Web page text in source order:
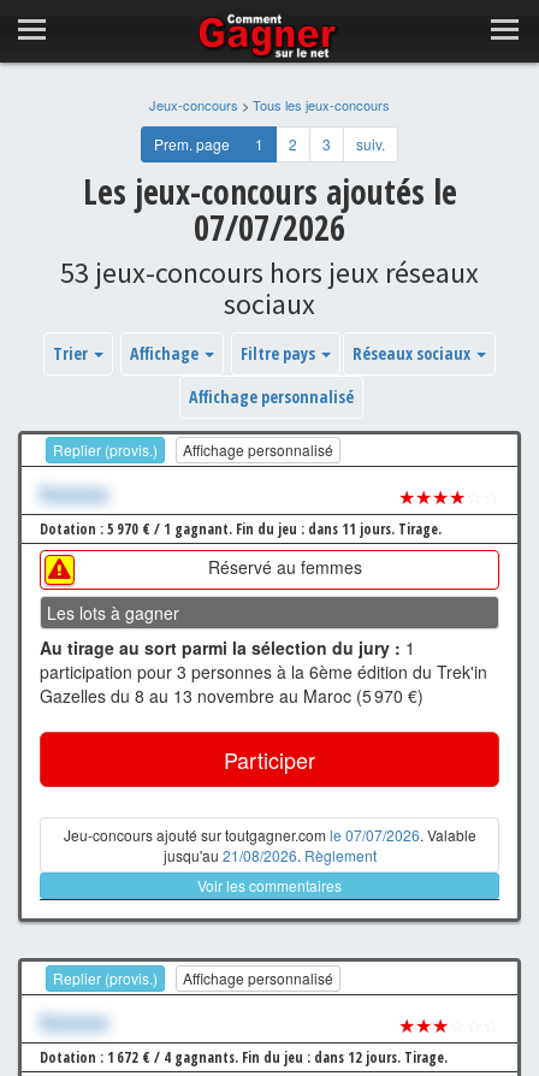
Jeux-concours > Tous les jeux-concours
Prem. page 1 2 3 suiv.
Les jeux-concours ajoutés le
07/07/2026
53 jeux-concours hors jeux réseaux
sociaux
Trier Affichage Filtre pays
Réseaux sociaux
Affichage personnalisé
Replier (provis.) Affichage personnalisé
Xxxxxxx ★★★★
Dotation : 5 970 € / 1 gagnant. Fin du jeu : dans 11 jours. Tirage.
Réservé au femmes
Les lots à gagner
Au tirage au sort parmi la sélection du jury : 1
participation pour 3 personnes à la 6ème édition du Trek'in
Gazelles du 8 au 13 novembre au Maroc (5 970 €)
Participer
Jeu-concours ajouté sur toutgagner.com le 07/07/2026. Valable
jusqu'au 21/08/2026. Règlement
Voir les commentaires
Replier (provis.) Affichage personnalisé
Xxxxxxx ★★★
Dotation : 1 672 € / 4 gagnants. Fin du jeu : dans 12 jours. Tirage.